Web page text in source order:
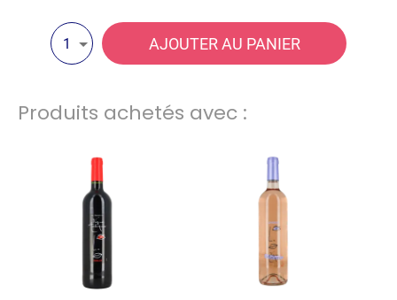
1 AJOUTER AU PANIER
Produits achetés avec :